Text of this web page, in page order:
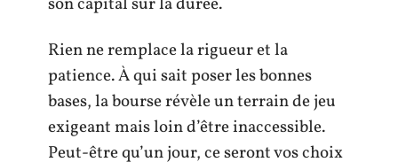
son capital sur la durée.
Rien ne remplace la rigueur et la
patience. À qui sait poser les bonnes
bases, la bourse révèle un terrain de jeu
exigeant mais loin d’être inaccessible.
Peut-être qu’un jour, ce seront vos choix